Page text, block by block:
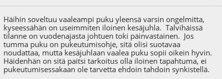
Häihin soveltuu vaaleampi puku yleensä varsin ongelmitta,
kyseessähän on useimmiten iloinen kesäjuhla. Talvihäissä
tilanne on vuodenajasta johtuen toki päinvastainen. Jos
tumma puku on pukeutumisohje, sitä olisi suotavaa
noudattaa, mutta kesäjuhlaan vaalea puku sopii oikein hyvin.
Häidenhän on sitä paitsi tarkoitus olla iloinen tapahtuma, ei
pukeutumisessakaan ole tarvetta ehdoin tahdoin synkistellä.